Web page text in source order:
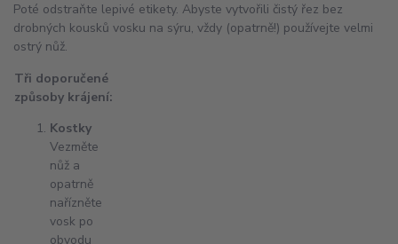
Poté odstraňte lepivé etikety. Abyste vytvořili čistý řez bez
drobných kousků vosku na sýru, vždy (opatrně!) používejte velmi
ostrý nůž.
Tři doporučené
způsoby krájení:
Kostky
Vezměte
nůž a
opatrně
nařízněte
vosk po
obvodu